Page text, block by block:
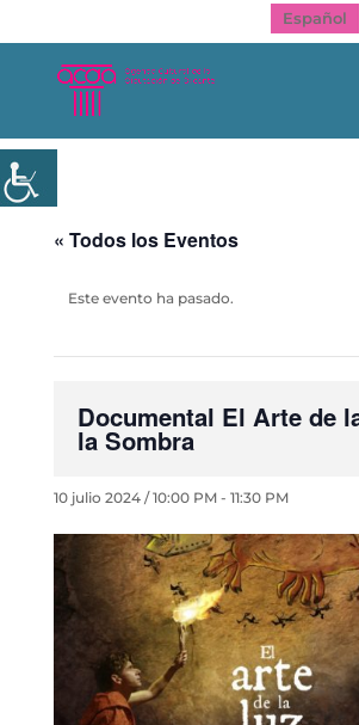
Español
« Todos los Eventos
Este evento ha pasado.
Documental El Arte de
la Sombra
10 julio 2024 / 10:00 PM- 11:30 PM